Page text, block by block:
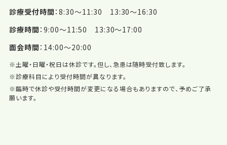
診療受付時間 8:30〜11:30 13:30〜16:30
診療時間 9:00〜11:50 13:30〜17:00
面会時間 14:00〜20:00
※土曜・日曜・祝日は休診です。但し、急患は随時受付致します。
※診療科目により受付時間が異なります。
※臨時で休診や受付時間が変更になる場合もありますので、予めご了承
願います。